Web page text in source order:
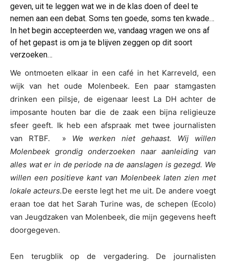
geven, uit te leggen wat we in de klas doen of deel te
nemen aan een debat. Soms ten goede, soms ten kwade…
In het begin accepteerden we, vandaag vragen we ons af
of het gepast is om ja te blijven zeggen op dit soort
verzoeken…
We ontmoeten elkaar in een café in het Karreveld, een
wijk van het oude Molenbeek. Een paar stamgasten
drinken een pilsje, de eigenaar leest La DH achter de
imposante houten bar die de zaak een bijna religieuze
sfeer geeft. Ik heb een afspraak met twee journalisten
van RTBF. » We werken niet gehaast. Wij willen
Molenbeek grondig onderzoeken naar aanleiding van
alles wat er in de periode na de aanslagen is gezegd. We
willen een positieve kant van Molenbeek laten zien met
lokale acteurs.De eerste legt het me uit. De andere voegt
eraan toe dat het Sarah Turine was, de schepen (Ecolo)
van Jeugdzaken van Molenbeek, die mijn gegevens heeft
doorgegeven.
Een terugblik op de vergadering. De journalisten